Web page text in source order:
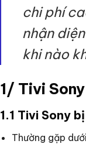
chi phí
nhận
khi nào
1/ Tivi
1.1 Tivi Sony
Thường gặp